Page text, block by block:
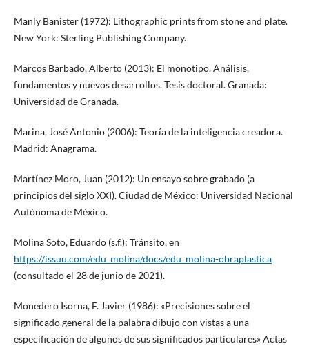
Manly Banister (1972): Lithographic prints from stone and plate.
New York: Sterling Publishing Company.
Marcos Barbado, Alberto (2013): El monotipo. Análisis,
fundamentos y nuevos desarrollos. Tesis doctoral. Granada:
Universidad de Granada.
Marina, José Antonio (2006): Teoría de la inteligencia creadora.
Madrid: Anagrama.
Martínez Moro, Juan (2012): Un ensayo sobre grabado (a
principios del siglo XXI). Ciudad de México: Universidad Nacional
Autónoma de México.
Molina Soto, Eduardo (s.f.): Tránsito, en
https://issuu.com/edu_molina/docs/edu_molina-obraplastica
(consultado el 28 de junio de 2021).
Monedero Isorna, F. Javier (1986): «Precisiones sobre el
significado general de la palabra dibujo con vistas a una
especificación de algunos de sus significados particulares» Actas